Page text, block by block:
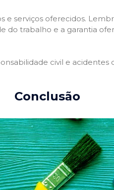
serviços oferecidos.
do trabalho e a garantia
civil e acidentes
Conclusão